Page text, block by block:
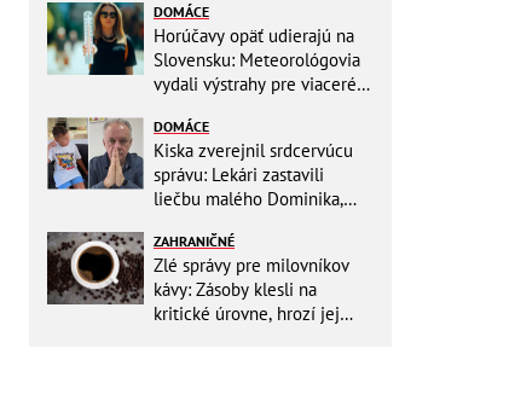
zachraňoval vrtuľník
DOMÁCE
Horúčavy opäť udierajú na
Slovensku: Meteorológovia
vydali výstrahy pre viaceré
DOMÁCE
Kiska zverejnil srdcervúcu
správu: Lekári zastavili
liečbu malého Dominika,
týždne života
ZAHRANIČNÉ
Zlé správy pre milovníkov
kávy: Zásoby klesli na
kritické úrovne, hrozí jej